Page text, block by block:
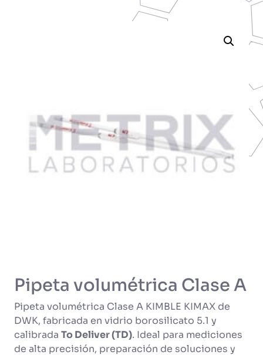
Pipeta volumétrica Clase A
Pipeta volumétrica Clase A KIMBLE KIMAX de
DWK, fabricada en vidrio borosilicato 5.1 y
calibrada To Deliver (TD). Ideal para mediciones
de alta precisión, preparación de soluciones y